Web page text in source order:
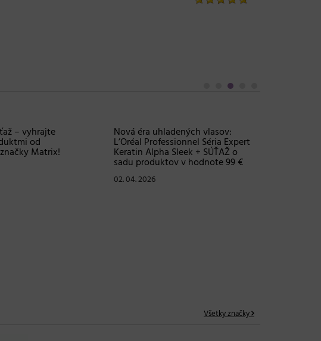
Všetky značky